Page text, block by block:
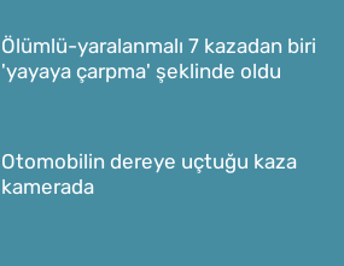
Ölümlü-yaralanmalı 7 kazadan biri
'yayaya çarpma' şeklinde oldu
Otomobilin dereye uçtuğu kaza
kamerada